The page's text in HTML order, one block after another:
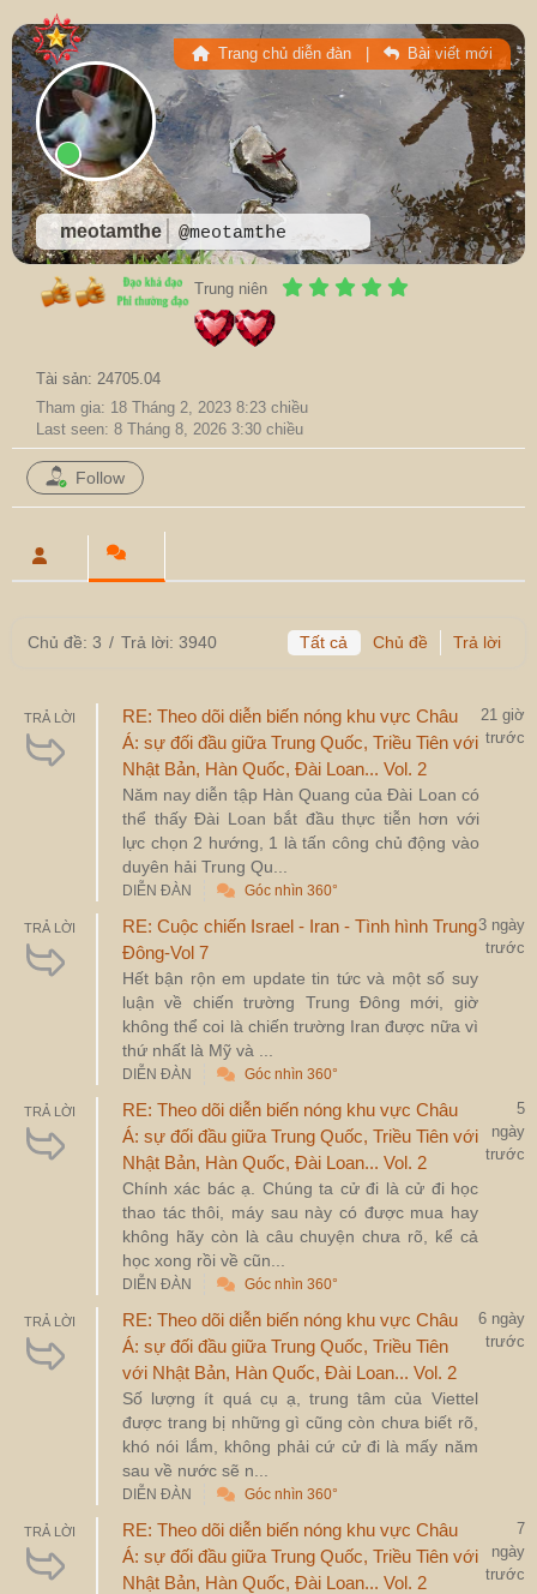
meotamthe @meotamthe
Trang chủ diễn đàn Bài viết mới
Trung niên
Tài sản: 24705.04
Tham gia: 18 Tháng 2, 2023 8:23 chiều
Last seen: 8 Tháng 8, 2026 3:30 chiều
Follow
Chủ đề: 3 / Trả lời: 3940 Tất cả Chủ đề Trả lời
TRẢ LỜI
RE: Theo dõi diễn biến nóng khu vực Châu
Á: sự đối đầu giữa Trung Quốc, Triều Tiên với
Nhật Bản, Hàn Quốc, Đài Loan... Vol. 2
Năm nay diễn tập Hàn Quang của Đài Loan có
thể thấy Đài Loan bắt đầu thực tiễn hơn với
lực chọn 2 hướng, 1 là tấn công chủ động vào
duyên hải Trung Qu...
21 giờ
trước
DIỄN ĐÀN Góc nhìn 360°
TRẢ LỜI
RE: Cuộc chiến Israel - Iran - Tình hình Trung
Đông-Vol 7
Hết bận rộn em update tin tức và một số suy
luận về chiến trường Trung Đông mới, giờ
không thể coi là chiến trường Iran được nữa vì
thứ nhất là Mỹ và ...
3 ngày
trước
DIỄN ĐÀN Góc nhìn 360°
TRẢ LỜI
RE: Theo dõi diễn biến nóng khu vực Châu
Á: sự đối đầu giữa Trung Quốc, Triều Tiên với
Nhật Bản, Hàn Quốc, Đài Loan... Vol. 2
Chính xác bác ạ. Chúng ta cử đi là cử đi học
thao tác thôi, máy sau này có được mua hay
không hãy còn là câu chuyện chưa rõ, kể cả
học xong rồi về cũn...
5
ngày
trước
DIỄN ĐÀN Góc nhìn 360°
TRẢ LỜI
RE: Theo dõi diễn biến nóng khu vực Châu
Á: sự đối đầu giữa Trung Quốc, Triều Tiên
với Nhật Bản, Hàn Quốc, Đài Loan... Vol. 2
Số lượng ít quá cụ ạ, trung tâm của Viettel
được trang bị những gì cũng còn chưa biết rõ,
khó nói lắm, không phải cứ cử đi là mấy năm
sau về nước sẽ n...
6 ngày
trước
DIỄN ĐÀN Góc nhìn 360°
TRẢ LỜI
RE: Theo dõi diễn biến nóng khu vực Châu
Á: sự đối đầu giữa Trung Quốc, Triều Tiên với
Nhật Bản, Hàn Quốc, Đài Loan... Vol. 2
7
ngày
trước